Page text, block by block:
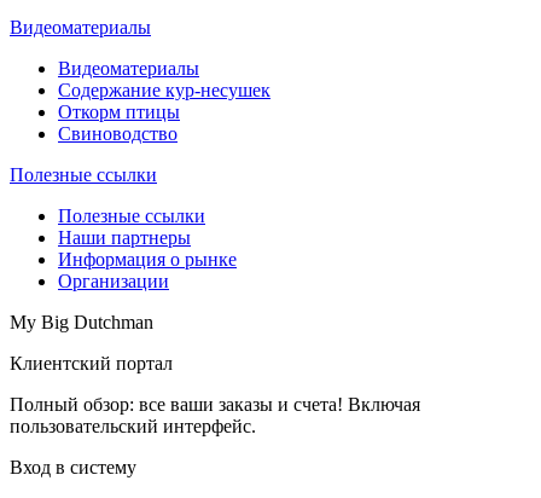
Видеоматериалы
Видеоматериалы
Содержание кур-несушек
Откорм птицы
Свиноводство
Полезные ссылки
Полезные ссылки
Наши партнеры
Информация о рынке
Организации
My Big Dutchman
Клиентский портал
Полный обзор: все ваши заказы и счета! Включая
пользовательский интерфейс.
Вход в систему